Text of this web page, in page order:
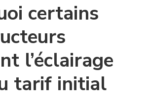
certains
l’éclairage
tarif initial